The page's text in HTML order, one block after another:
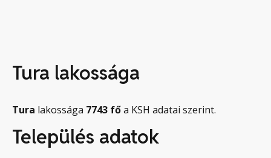
Tura lakossága
Tura lakossága 7743 főa KSH adatai szerint.
Település adatok